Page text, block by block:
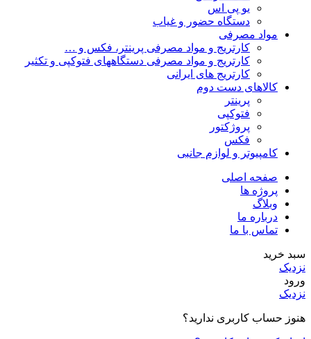
یو پی اس
دستگاه حضور و غیاب
مواد مصرفی
کارتریج و مواد مصرفی پرینتر، فکس و …
کارتریج و مواد مصرفی دستگاههای فتوکپی و تکثیر
کارتریج های ایرانی
کالاهای دست دوم
پرینتر
فتوکپی
پروژکتور
فکس
کامپیوتر و لوازم جانبی
صفحه اصلی
پروژه ها
وبلاگ
درباره ما
تماس با ما
سبد خرید
نزدیک
ورود
نزدیک
هنوز حساب کاربری ندارید؟